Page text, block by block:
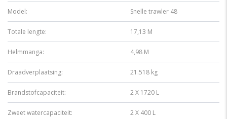
Model: Snelle trawler 48
Totale lengte: 17,13 M
Helmmanga: 4,98 M
Draadverplaatsing: 21.518 kg
Brandstofcapaciteit: 2 X 1720 L
Zweet watercapaciteit: 2 X 400 L